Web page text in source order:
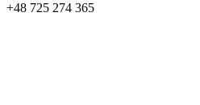
+48 725 274 365